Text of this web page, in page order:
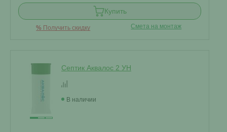
Купить
% Получить скидку Смета на монтаж
Септик Аквалос 2 УН
В наличии